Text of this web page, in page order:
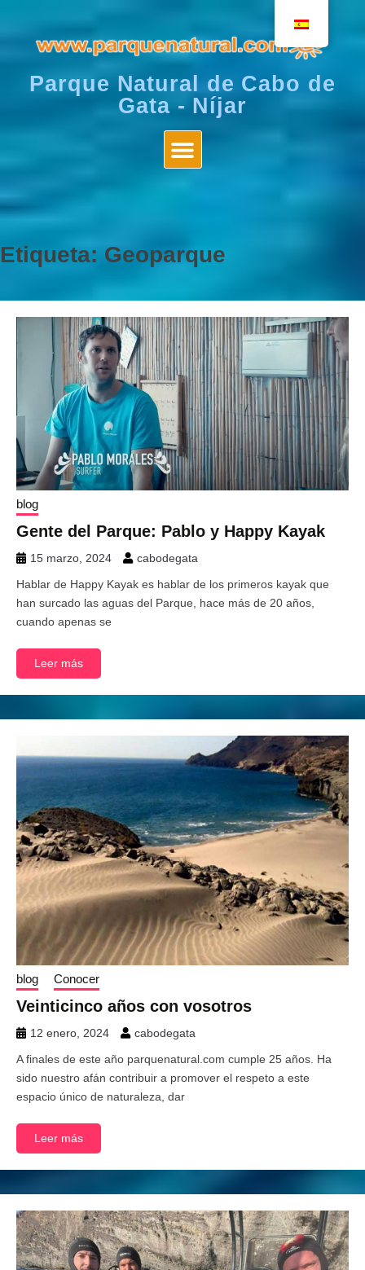
Parque Natural de Cabo de
Gata - Níjar
Etiqueta: Geoparque
blog
Gente del Parque: Pablo y Happy Kayak
15 marzo, 2024
cabodegata
Hablar de Happy Kayak es hablar de los primeros kayak que
han surcado las aguas del Parque, hace más de 20 años,
cuando apenas se
Leer más
blog Conocer
Veinticinco años con vosotros
12 enero, 2024
cabodegata
A finales de este año parquenatural.com cumple 25 años. Ha
sido nuestro afán contribuir a promover el respeto a este
espacio único de naturaleza, dar
Leer más